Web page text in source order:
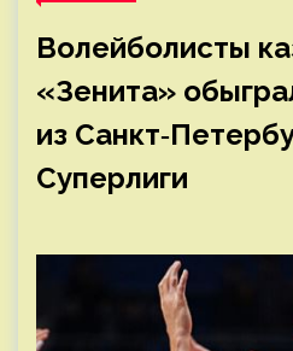
Волейболисты
«Зенита»
из
Суперлиги